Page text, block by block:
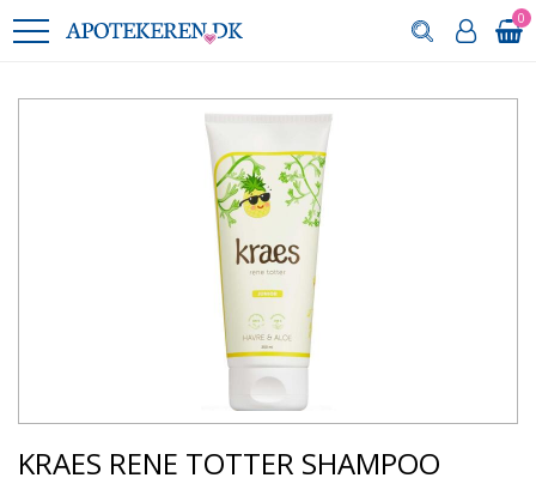
0
KRAES RENE TOTTER SHAMPOO